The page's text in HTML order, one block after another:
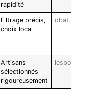
rapidité
Filtrage précis,
choix local
obat.fr
Artisans
sélectionnés
rigoureusement